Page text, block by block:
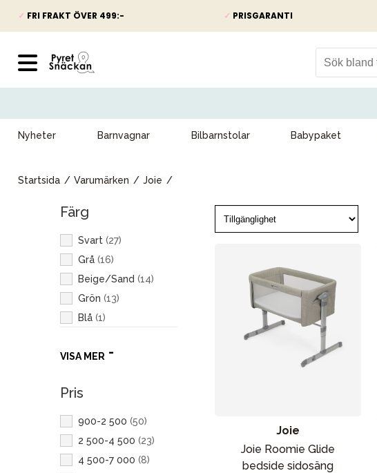
✓ FRI FRAKT ÖVER 499:- ✓ PRISGARANTI
Nyheter Barnvagnar Bilbarnstolar Babypaket
Startsida Varumärken Joie
Färg
Svart (27)
Grå (16)
Beige/Sand (14)
Grön (13)
Blå (1)
VISA MER
Pris
900-2 500 (50)
2 500-4 500 (23)
4 500-7 000 (8)
Joie
Joie Roomie Glide
bedside sidosäng